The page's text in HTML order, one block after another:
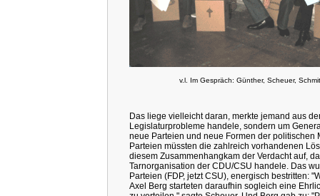
v.l. Im Gespräch: Günther, Scheuer,
Das liege vielleicht daran, merkte jemand aus
Legislaturprobleme handele, sondern um
neue Parteien und neue Formen der
Parteien müssten die zahlreich vorhandenen
diesem Zusammenhangkam der Verdacht auf,
Tarnorganisation der CDU/CSU handele. Das
Parteien (FDP, jetzt CSU), energisch bestritten:
Axel Berg starteten daraufhin sogleich eine